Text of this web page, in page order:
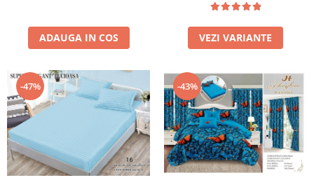
ADAUGA IN COS VEZI VARIANTE
-47% -43%